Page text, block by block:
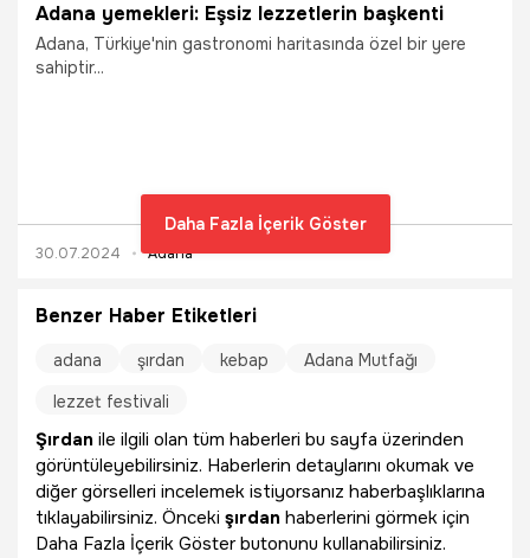
Adana yemekleri: Eşsiz lezzetlerin başkenti
Adana, Türkiye'nin gastronomi haritasında özel bir yere
sahiptir...
30.07.2024 Adana
Daha Fazla İçerik Göster
Benzer Haber Etiketleri
adana şırdan kebap
Adana Mutfağı
lezzet festivali
Şırdan ile ilgili olan tüm haberleri bu sayfa üzerinden
görüntüleyebilirsiniz. Haberlerin detaylarını okumak ve
diğer görselleri incelemek istiyorsanız haberbaşlıklarına
tıklayabilirsiniz. Önceki şırdan haberlerini görmek için
Daha Fazla İçerik Göster butonunu kullanabilirsiniz.